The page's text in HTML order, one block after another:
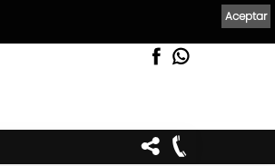
Aceptar